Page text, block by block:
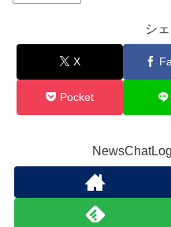
シ
X
Pocket